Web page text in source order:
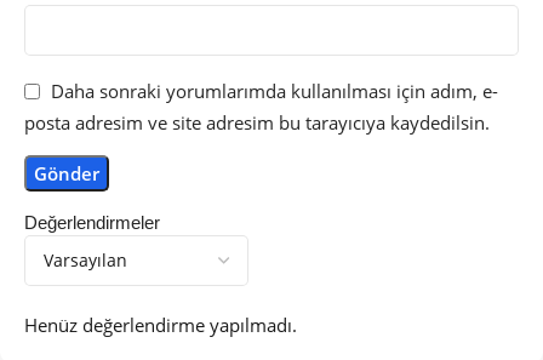
Değerlendirmeler
Henüz değerlendirme yapılmadı.
Daha sonraki yorumlarımda kullanılması için adım, e-
posta adresim ve site adresim bu tarayıcıya kaydedilsin.